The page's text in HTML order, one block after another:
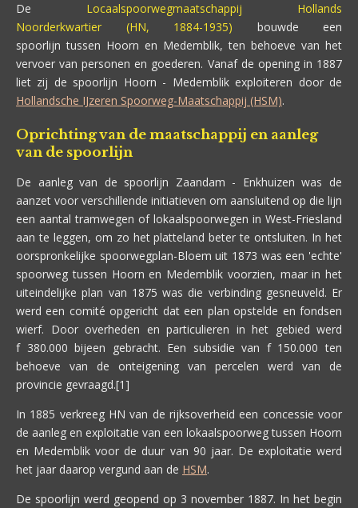
De Locaalspoorwegmaatschappij Hollands
Noorderkwartier (HN, 1884-1935) bouwde een
spoorlijn tussen Hoorn en Medemblik, ten behoeve van het
vervoer van personen en goederen. Vanaf de opening in 1887
liet zij de spoorlijn Hoorn - Medemblik exploiteren door de
Hollandsche IJzeren Spoorweg-Maatschappij (HSM).
Oprichting van de maatschappij en aanleg
van de spoorlijn
De aanleg van de spoorlijn Zaandam - Enkhuizen was de
aanzet voor verschillende initiatieven om aansluitend op die lijn
een aantal tramwegen of lokaalspoorwegen in West-Friesland
aan te leggen, om zo het platteland beter te ontsluiten. In het
oorspronkelijke spoorwegplan-Bloem uit 1873 was een 'echte'
spoorweg tussen Hoorn en Medemblik voorzien, maar in het
uiteindelijke plan van 1875 was die verbinding gesneuveld. Er
werd een comité opgericht dat een plan opstelde en fondsen
wierf. Door overheden en particulieren in het gebied werd
f 380.000 bijeen gebracht. Een subsidie van f 150.000 ten
behoeve van de onteigening van percelen werd van de
provincie gevraagd.[1]
In 1885 verkreeg HN van de rijksoverheid een concessie voor
de aanleg en exploitatie van een lokaalspoorweg tussen Hoorn
en Medemblik voor de duur van 90 jaar. De exploitatie werd
het jaar daarop vergund aan de HSM.
De spoorlijn werd geopend op 3 november 1887. In het begin